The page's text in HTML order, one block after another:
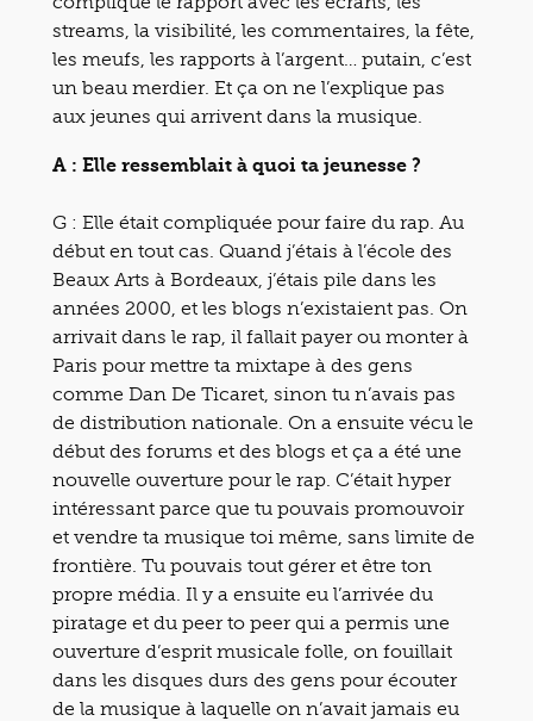
streams, la visibilité, les commentaires, la fête,
les meufs, les rapports à l’argent… putain, c’est
un beau merdier. Et ça on ne l’explique pas
aux jeunes qui arrivent dans la musique.
A : Elle ressemblait à quoi ta jeunesse ?
G : Elle était compliquée pour faire du rap. Au
début en tout cas. Quand j’étais à l’école des
Beaux Arts à Bordeaux, j’étais pile dans les
années 2000, et les blogs n’existaient pas. On
arrivait dans le rap, il fallait payer ou monter à
Paris pour mettre ta mixtape à des gens
comme Dan De Ticaret, sinon tu n’avais pas
de distribution nationale. On a ensuite vécu le
début des forums et des blogs et ça a été une
nouvelle ouverture pour le rap. C’était hyper
intéressant parce que tu pouvais promouvoir
et vendre ta musique toi même, sans limite de
frontière. Tu pouvais tout gérer et être ton
propre média. Il y a ensuite eu l’arrivée du
piratage et du peer to peer qui a permis une
ouverture d’esprit musicale folle, on fouillait
dans les disques durs des gens pour écouter
de la musique à laquelle on n’avait jamais eu